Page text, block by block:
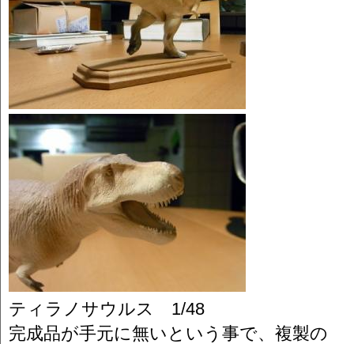
ティラノサウルス 1/48
完成品が手元に無いという事で、複製の